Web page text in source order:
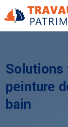
Solutions
peinture
bain